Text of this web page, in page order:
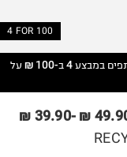
4 FOR 100
שימו לב! יש להוסיף ארבעה מוצרים לעגלה שמשתתפים במבצע 4 ב-100 ₪ על
49.90
-
39.90 ₪